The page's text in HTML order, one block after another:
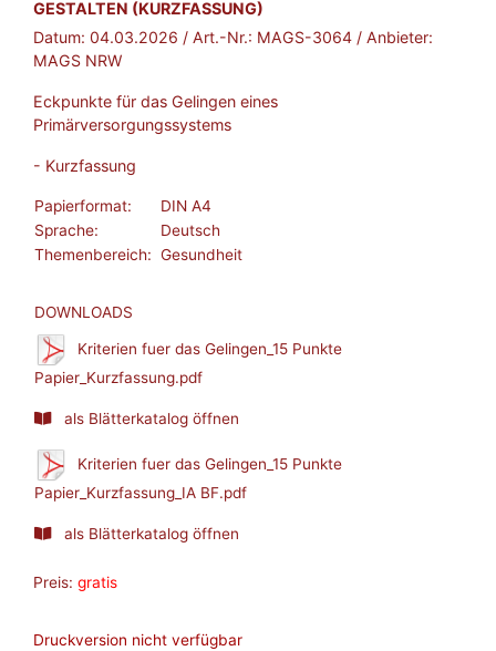
GESTALTEN (KURZFASSUNG)
Datum: 04.03.2026 / Art.-Nr.: MAGS-3064 / Anbieter:
MAGS NRW
Eckpunkte für das Gelingen eines
Primärversorgungssystems
- Kurzfassung
Papierformat:
DIN A4
Sprache:
Deutsch
Themenbereich: Gesundheit
DOWNLOADS
Kriterien fuer das Gelingen_15 Punkte
Papier_Kurzfassung.pdf
als Blätterkatalog öffnen
Kriterien fuer das Gelingen_15 Punkte
Papier_Kurzfassung_IA BF.pdf
als Blätterkatalog öffnen
Preis: gratis
Druckversion nicht verfügbar